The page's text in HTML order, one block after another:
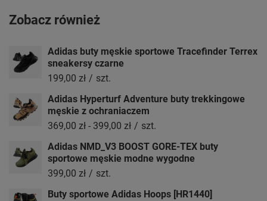
Zobacz również
Adidas buty męskie sportowe Tracefinder Terrex
sneakersy czarne
199,00 zł / szt.
Adidas Hyperturf Adventure buty trekkingowe
męskie z ochraniaczem
369,00 zł - 399,00 zł / szt.
Adidas NMD_V3 BOOST GORE-TEX buty
sportowe męskie modne wygodne
399,00 zł / szt.
Buty sportowe Adidas Hoops [HR1440]